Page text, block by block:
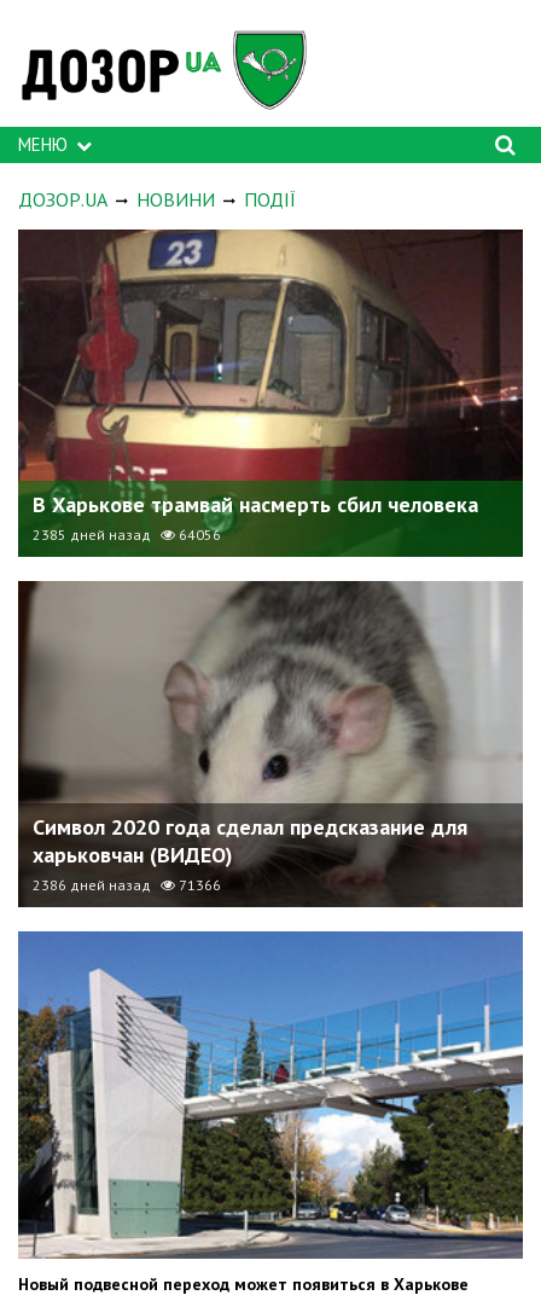
МЕНЮ
ДОЗОР.UA НОВИНИ ПОДІЇ
В Харькове трамвай насмерть сбил человека
2385 дней назад 64056
Символ 2020 года сделал предсказание для
харьковчан (ВИДЕО)
2386 дней назад 71366
Новый подвесной переход может появиться в Харькове